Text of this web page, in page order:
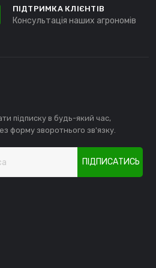
ПІДТРИМКА КЛІЄНТІВ
Консультація наших агрономів
підписку в будь-який час,
форму зворотнього зв'язку.
ПІДПИСАТИСЬ